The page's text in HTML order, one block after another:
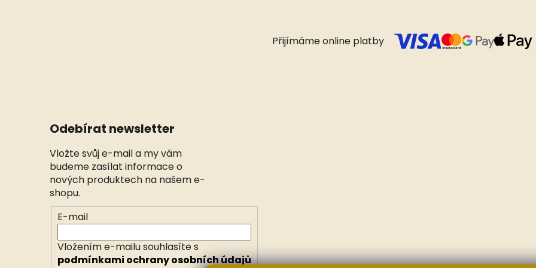
Přijímáme online platby
Odebírat newsletter
Vložte svůj e-mail a my vám
budeme zasílat informace o
nových produktech na našem e-
shopu.
E-mail
Vložením e-mailu souhlasíte s
podmínkami ochrany osobních údajů